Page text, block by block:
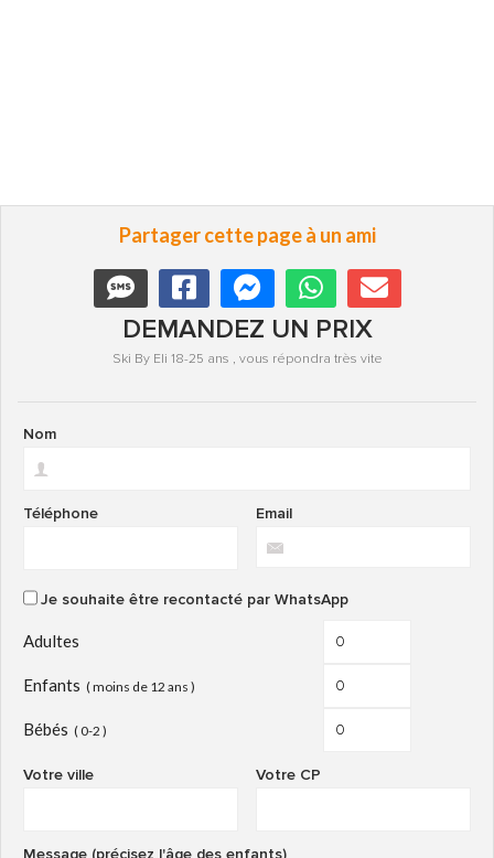
Partager cette page à un ami
DEMANDEZ UN PRIX
Ski By Eli 18-25 ans , vous répondra très vite
Nom
Email
Téléphone
Je souhaite être recontacté par WhatsApp
Adultes
Enfants ( moins de 12 ans )
Bébés ( 0-2 )
Votre CP
Votre ville
Message (précisez l'âge des enfants)